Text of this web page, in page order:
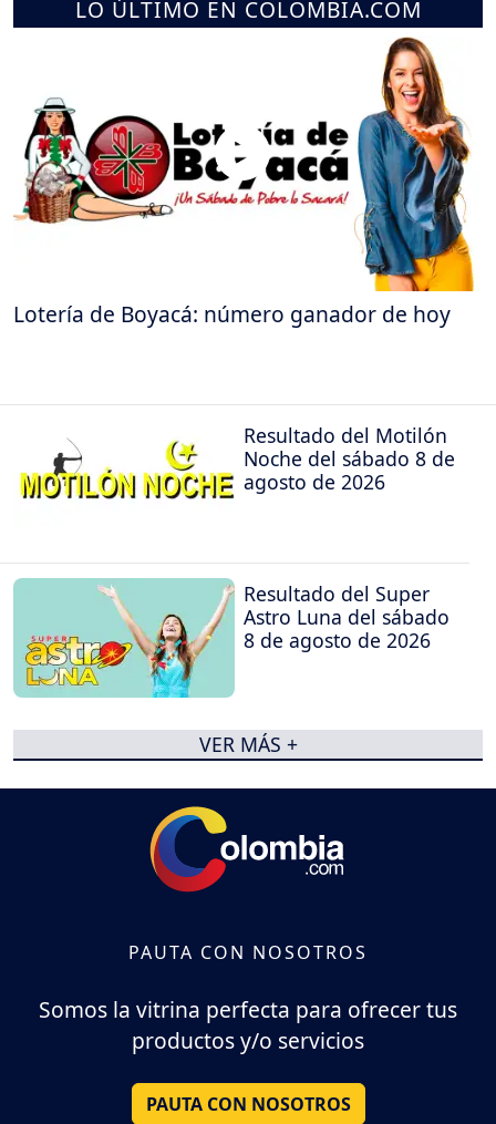
LO ÚLTIMO EN COLOMBIA.COM
Lotería de Boyacá: número ganador de hoy
Resultado del Motilón
Noche del sábado 8 de
agosto de 2026
Resultado del Super
Astro Luna del sábado
8 de agosto de 2026
VER MÁS +
PAUTA CON NOSOTROS
Somos la vitrina perfecta para ofrecer tus
productos y/o servicios
PAUTA CON NOSOTROS